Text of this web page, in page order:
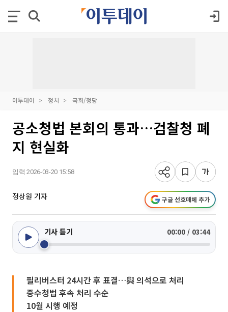
이투데이 정치 국회/정당
공소청법 본회의 통과…검찰청 폐
지 현실화
입력 2026-03-20 15:58
정상원 기자 구글 선호매체 추가
기사 듣기 00:00 / 03:44
필리버스터 24시간 후 표결…與 의석으로 처리
중수청법 후속 처리 수순
10월 시행 예정